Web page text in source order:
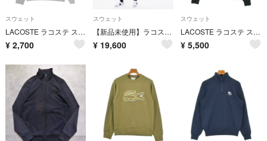
スウェット
LACOSTE ラコステ スウェット L グレー 【古着】【中古】【送料無料】
¥ 2,700
スウェット
【新品未使用】ラコステ スウェット上下セットアップ LACOSTE
¥ 19,600
スウェット
LACOSTE ラコステ スウェット M 黒 【古着】【中古】【送料無料】
¥ 5,500